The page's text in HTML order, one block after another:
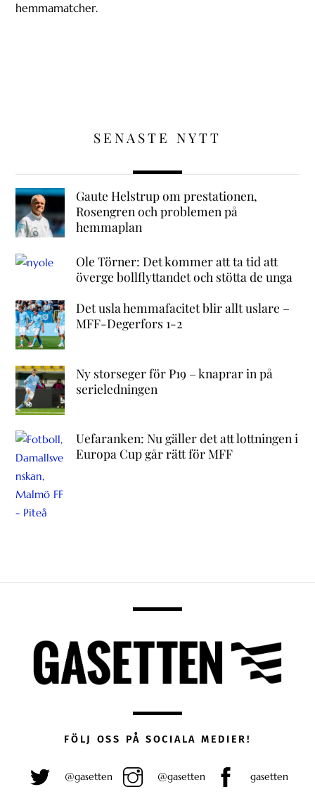
hemmamatcher.
SENASTE NYTT
Gaute Helstrup om prestationen,
Rosengren och problemen på
hemmaplan
Ole Törner: Det kommer att ta tid att
överge bollflyttandet och stötta de unga
Det usla hemmafacitet blir allt uslare –
MFF-Degerfors 1-2
Ny storseger för P19 – knaprar in på
serieledningen
Uefaranken: Nu gäller det att lottningen i
Europa Cup går rätt för MFF
FÖLJ OSS PÅ SOCIALA MEDIER!
@gasetten @gasetten gasetten